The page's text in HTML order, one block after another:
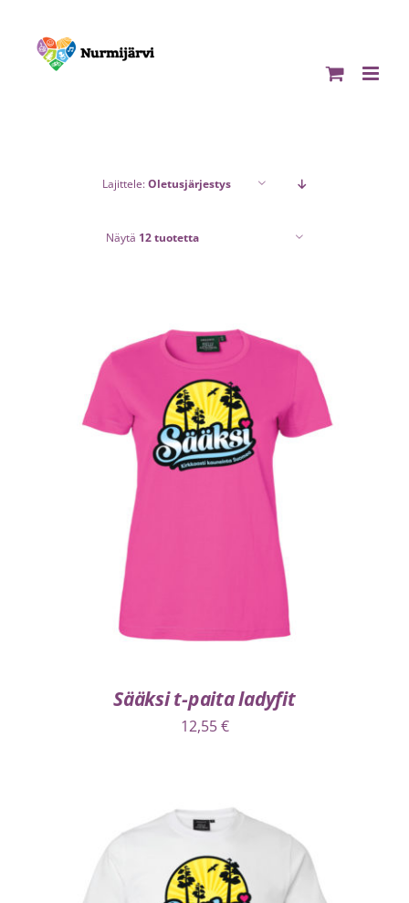
content
Lajittele:Oletusjärjestys
Näytä 12 tuotetta
VALITSE VAIHTOEHDOISTA LISÄTIEDOT
Sääksi t-paita ladyfit
12,55€